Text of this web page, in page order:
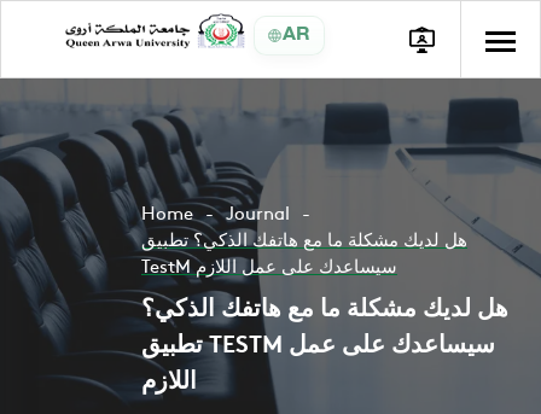
AR
Home
Journal
هل لديك مشكلة ما مع هاتفك الذكي؟ تطبيق
TestM سيساعدك على عمل اللازم
هل لديك مشكلة ما مع هاتفك الذكي؟
تطبيق TESTM سيساعدك على عمل
اللازم